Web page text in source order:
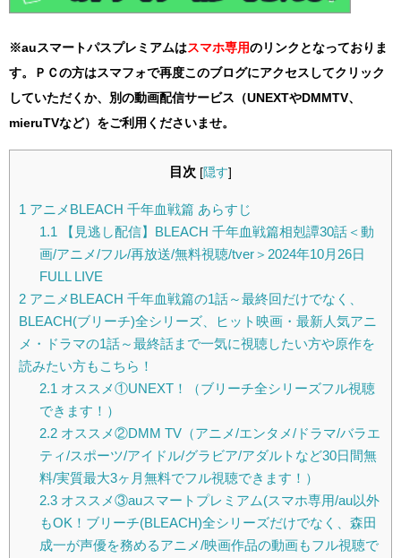
※auスマートパスプレミアムはスマホ専用のリンクとなっておりま
す。ＰＣの方はスマフォで再度このブログにアクセスしてクリック
していただくか、別の動画配信サービス（UNEXTやDMMTV、
mieruTVなど）をご利用くださいませ。
目次 [隠す]
1 アニメBLEACH 千年血戦篇 あらすじ
1.1 【見逃し配信】BLEACH 千年血戦篇相剋譚30話＜動
画/アニメ/フル/再放送/無料視聴/tver＞2024年10月26日
FULL LIVE
2 アニメBLEACH 千年血戦篇の1話～最終回だけでなく、
BLEACH(ブリーチ)全シリーズ、ヒット映画・最新人気アニ
メ・ドラマの1話～最終話まで一気に視聴したい方や原作を
読みたい方もこちら！
2.1 オススメ①UNEXT！（ブリーチ全シリーズフル視聴
できます！）
2.2オススメ②DMM TV（アニメ/エンタメ/ドラマ/バラエ
ティ/スポーツ/アイドル/グラビア/アダルトなど30日間無
料/実質最大3ヶ月無料でフル視聴できます！）
2.3オススメ③auスマートプレミアム(スマホ専用/au以外
もOK！ブリーチ(BLEACH)全シリーズだけでなく、森田
成一が声優を務めるアニメ/映画作品の動画もフル視聴で